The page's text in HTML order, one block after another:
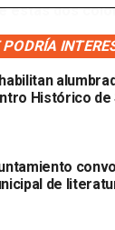
estas dos
salen porque
cuidadas”.
de
aseguró
los baches se
que la
que “las lluvias
el asfalto
PODRÍA
Histórico de
de